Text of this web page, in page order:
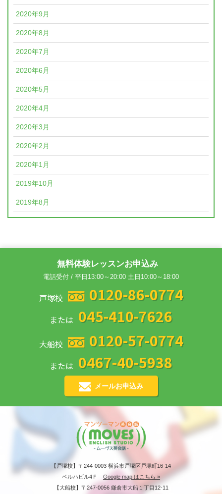
2020年9月
2020年8月
2020年7月
2020年6月
2020年5月
2020年4月
2020年3月
2020年2月
2020年1月
2019年10月
2019年8月
無料体験レッスンお申込み
電話受付 / 平日13:00～20:00 土日10:00～18:00
戸塚校 0120-86-0774
または 045-410-7626
大船校 0120-57-0774
または 0467-40-5938
メールお申込み
【戸塚校】〒244-0003 横浜市戸塚区戸塚町16-14
ベルハビル4Ｆ Google map はこちら »
【大船校】〒247-0056 鎌倉市大船１丁目12-11